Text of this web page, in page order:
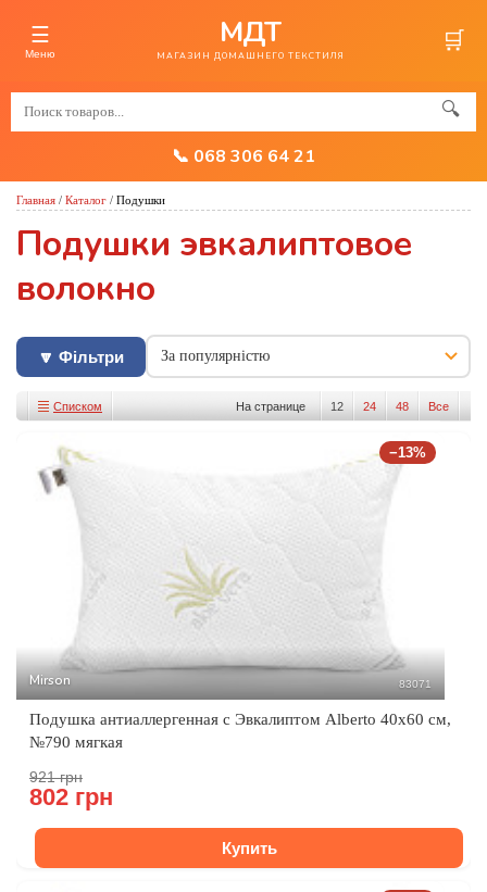
☰
Меню
МДТ
МАГАЗИН ДОМАШНЕГО ТЕКСТИЛЯ 🛒
🔍
📞 068 306 64 21
Главная / Каталог / Подушки
Подушки эвкалиптовое
волокно
🔽 Фільтри
На странице 12 24 48 Все
Списком
−13%
Mirson 83071
Подушка антиаллергенная с Эвкалиптом Alberto 40x60 см,
№790 мягкая
921 грн
802 грн
Купить